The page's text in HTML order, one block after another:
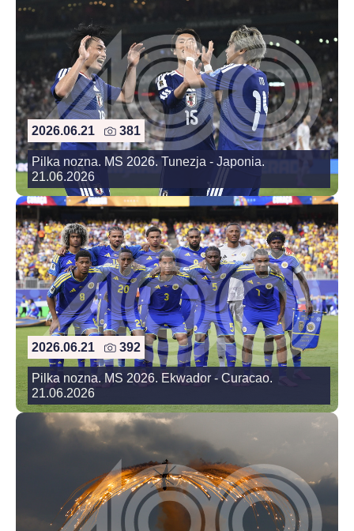
2026.06.21 381
Pilka nozna. MS 2026. Tunezja - Japonia.
21.06.2026
2026.06.21 392
Pilka nozna. MS 2026. Ekwador - Curacao.
21.06.2026